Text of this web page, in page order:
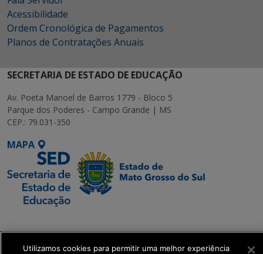
Acessibilidade
Ordem Cronológica de Pagamentos
Planos de Contratações Anuais
SECRETARIA DE ESTADO DE EDUCAÇÃO
Av. Poeta Manoel de Barros 1779 - Bloco 5
Parque dos Poderes - Campo Grande | MS
CEP.: 79.031-350
MAPA
Executiva de
Transformação Digital
Utilizamos cookies para permitir uma melhor experiência